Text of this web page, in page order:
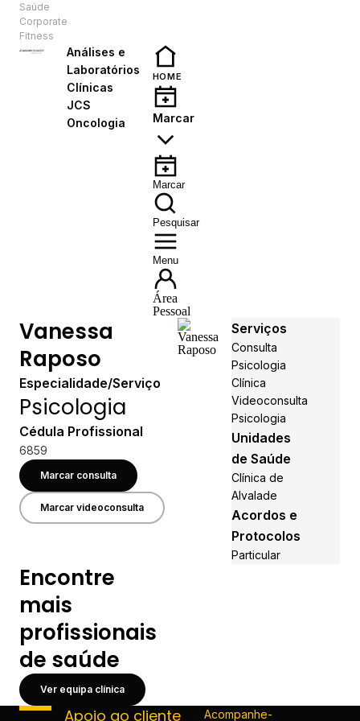
Saúde
Corporate
Fitness
Análises e
Laboratórios
Clínicas
JCS
Oncologia
HOME
Marcar
Marcar
Pesquisar
Menu
Área
Pessoal
Vanessa
Raposo
Especialidade/Serviço
Psicologia
Cédula Profissional
6859
Marcar consulta
Marcar videoconsulta
Serviços
Consulta
Psicologia
Clínica
Videoconsulta
Psicologia
Unidades
de Saúde
Clínica de
Alvalade
Acordos e
Protocolos
Particular
Encontre
mais
profissionais
de saúde
Ver equipa clínica
Apoio ao cliente
Acompanhe-